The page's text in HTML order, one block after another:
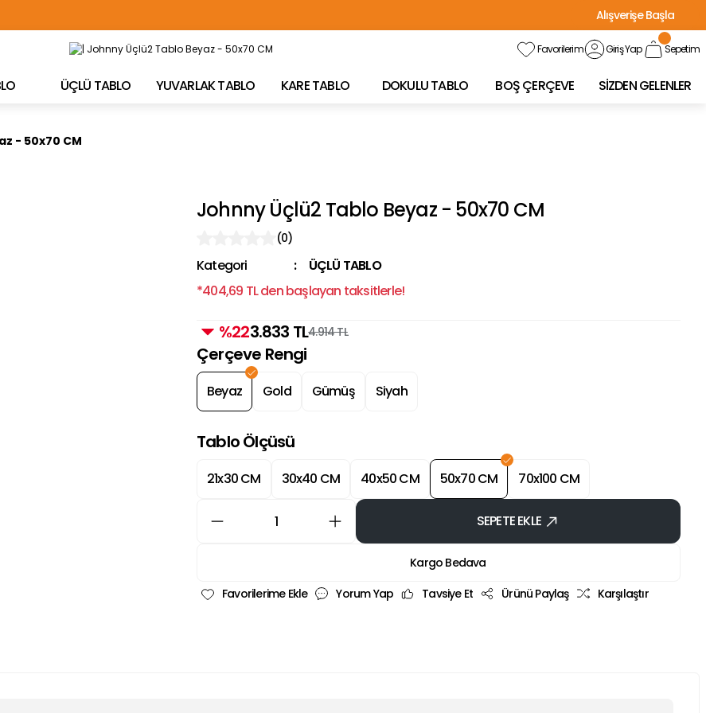
Alışverişe Başla
TÜRKİYE'NİN HER YERİNE ÜCRETSİZ KARGO!
Favorilerim Giriş Yap Sepetim
ÜÇLÜ TABLO YUVARLAK TABLO KARE TABLO DOKULU TABLO BOŞ ÇERÇEVE SİZDEN GELENLER
- 50x70 CM
Johnny Üçlü2 Tablo Beyaz - 50x70 CM
(0)
Kategori
ÜÇLÜ TABLO
*404,69 TL den başlayan taksitlerle!
%223.833 TL4.914 TL
Çerçeve Rengi
Beyaz Gold Gümüş Siyah
Tablo Ölçüsü
21x30 CM 30x40 CM 40x50 CM 50x70 CM 70x100 CM
SEPETE EKLE
Kargo Bedava
Yorum Yap
Tavsiye Et Ürünü Paylaş Karşılaştır